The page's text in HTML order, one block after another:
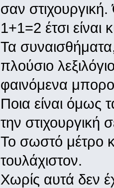
σαν
1+1=2 έτσι
Τα
πλούσιο
φαινόμενα
Ποια είναι όμως
την στιχουργική
Το σωστό μέτρο
τουλάχιστον.
Χωρίς αυτά δεν